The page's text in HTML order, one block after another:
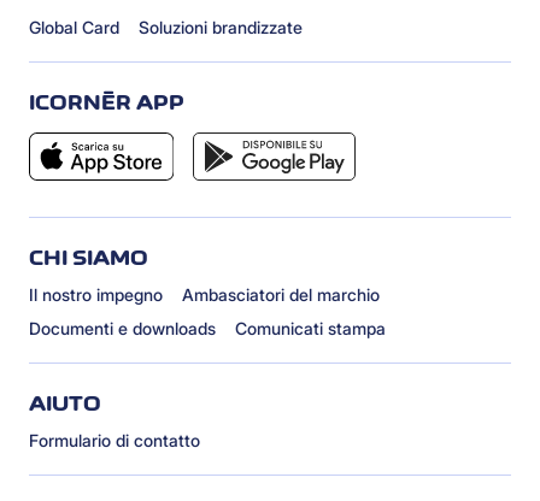
Global Card Soluzioni brandizzate
ICORNÈR APP
CHI SIAMO
Il nostro impegno
Ambasciatori del marchio
Documenti e downloads
Comunicati stampa
AIUTO
Formulario di contatto